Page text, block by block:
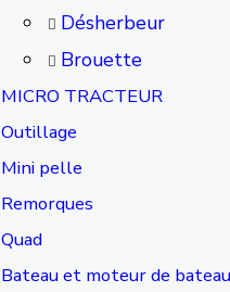
Désherbeur
Brouette
MICRO TRACTEUR
Outillage
Mini pelle
Remorques
Quad
Bateau et moteur de bateau